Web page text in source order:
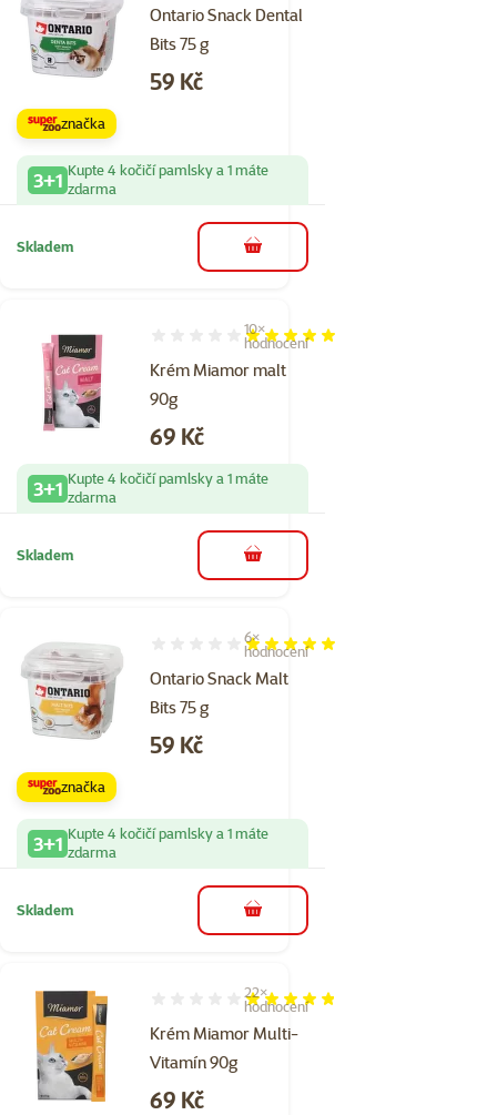
Ontario Snack Dental
Bits 75 g
Cena
59 Kč
značka
3+1 Kupte 4 kočičí pamlsky a 1 máte
zdarma
Skladem do košíku
Krém Miamor malt
90g
Hodnocení 100%, počet hodnocení: 10
10×
hodnocení
Cena
69 Kč
3+1 Kupte 4 kočičí pamlsky a 1 máte
zdarma
Skladem do košíku
Ontario Snack Malt
Bits 75 g
Hodnocení 97%, počet hodnocení: 6
6×
hodnocení
Cena
59 Kč
značka
3+1 Kupte 4 kočičí pamlsky a 1 máte
zdarma
Skladem do košíku
Krém Miamor Multi-
Vitamín 90g
Hodnocení 95%, počet hodnocení: 22
22×
hodnocení
Cena
69 Kč